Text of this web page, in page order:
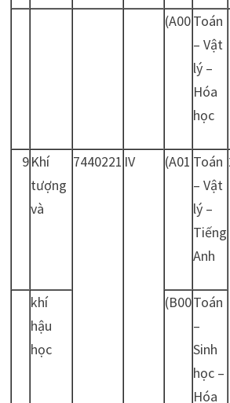
(A00Toán
– Vật
lý –
Hóa
học
9Khí
tượng
và
7440221 IV (A01 Toán
– Vật
lý –
Tiếng
Anh
khí
hậu
học
(B00Toán
–
Sinh
học –
Hóa